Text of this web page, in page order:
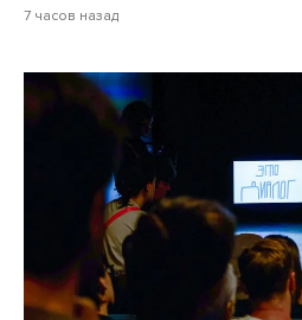
7 часов назад